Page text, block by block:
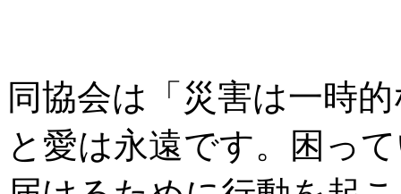
同協会は「災害は一時
と愛は永遠です。困っ